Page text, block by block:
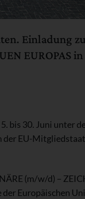
Einladung
EUROPAS
bis 30. Juni unter
der EU-
(m/w/d) –
Europäischen